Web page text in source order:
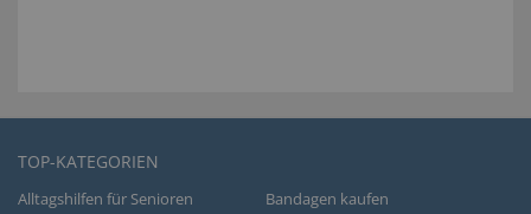
TOP-KATEGORIEN
Alltagshilfen für Senioren
Bandagen kaufen